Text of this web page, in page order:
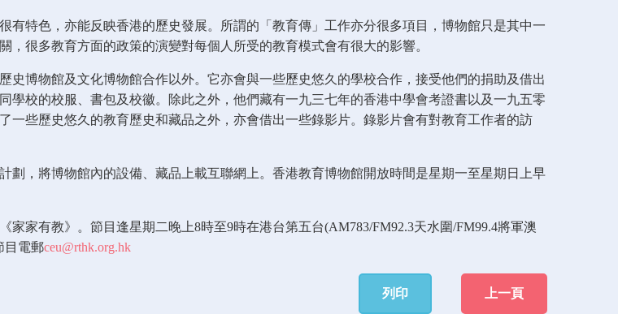
特色，亦能反眏香港的歷史發展。所謂的「教育傳」工作亦分很多項目，博物館只是其中一
很多教育方面的政策的演變對每個人所受的教育模式會有很大的影響。
博物館及文化博物館合作以外。它亦會與一些歷史悠久的學校合作，接受他們的捐助及借出
校的校服、書包及校徽。除此之外，他們藏有一九三七年的香港中學會考證書以及一九五零
些歷史悠久的教育歷史和藏品之外，亦會借出一些錄影片。錄影片會有對教育工作者的訪
劃，將博物館內的設備、藏品上載互聯網上。香港教育博物館開放時間是星期一至星期日上早
家有教》。節目逢星期二晚上8時至9時在港台第五台(AM783/FM92.3天水圍/FM99.4將軍澳
目電郵ceu@rthk.org.hk
列印 上一頁